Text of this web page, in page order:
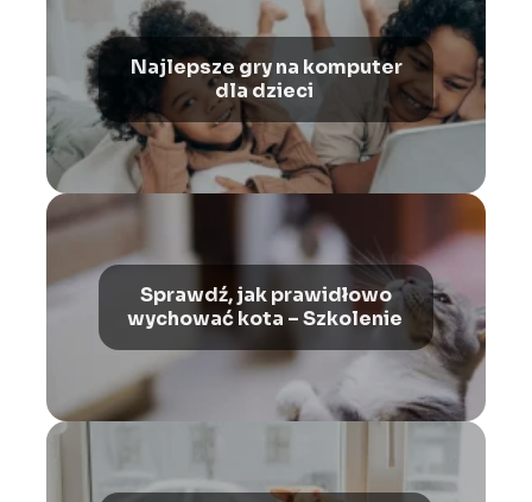
Najlepsze gry na komputer
dla dzieci
Sprawdź, jak prawidłowo
wychować kota – Szkolenie